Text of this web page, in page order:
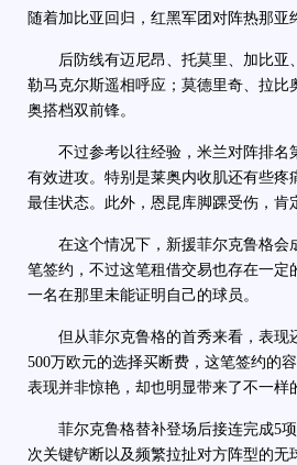
随着加比亚回归，红黑军团对阵热那
后防线有迈尼昂、托莫里、加比亚
勒马克尔斯遥相呼应；莫德里奇、拉
奥搭档双前锋。
不过参考以往经验，米兰对阵排名
有效进攻。特别是莱奥内收肌还有些
最佳状态。此外，恩昆库脚踝受伤，肯
在这个情况下，新援菲尔克鲁格会
笔签约，不过这笔租借交易也存在一
一名在那里未能证明自己的球员。
但从菲尔克鲁格的首秀来看，表现
500万欧元的选择买断费，这笔签约的
表现并非惊艳，却也明显带来了不一样
菲尔克鲁格替补登场后接连完成5项
次关键铲断以及频繁拉扯对方阵型的